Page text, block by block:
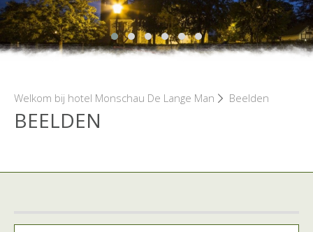
Welkom bij hotel Monschau De Lange Man Beelden
BEELDEN